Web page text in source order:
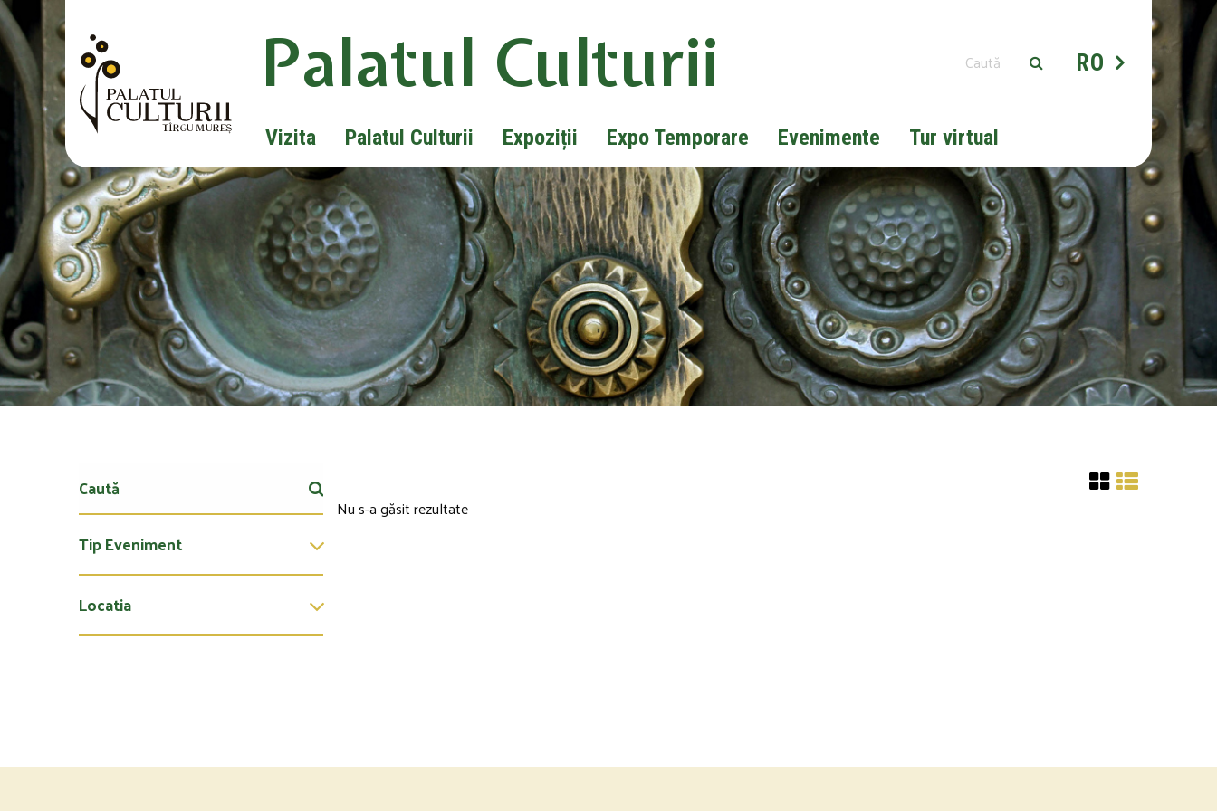
Palatul Culturii RO
Vizita Palatul Culturii Expoziții Expo Temporare Evenimente Tur virtual
Tip Eveniment
Locatia
Nu s-a găsit rezultate